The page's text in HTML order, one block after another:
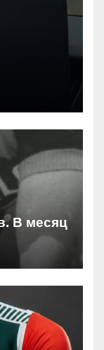
В месяц